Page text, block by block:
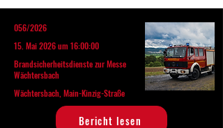
056/2026
15. Mai 2026 um 16:00:00
Brandsicherheitsdienste zur Messe
Wächtersbach
Wächtersbach, Main-Kinzig-Straße
Bericht lesen